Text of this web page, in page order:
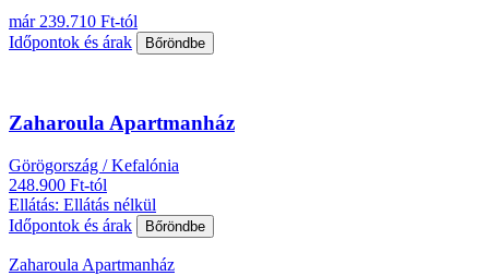
már 239.710 Ft-tól
Időpontok és árak
Bőröndbe
Zaharoula Apartmanház
Görögország / Kefalónia
248.900 Ft-tól
Ellátás: Ellátás nélkül
Időpontok és árak
Bőröndbe
Zaharoula Apartmanház